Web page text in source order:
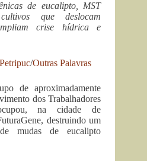
de eucalipto, MST
que deslocam
crise hídrica e
Petripuc/Outras Palavras
de aproximadamente
dos Trabalhadores
na cidade de
destruindo um
mudas de eucalipto